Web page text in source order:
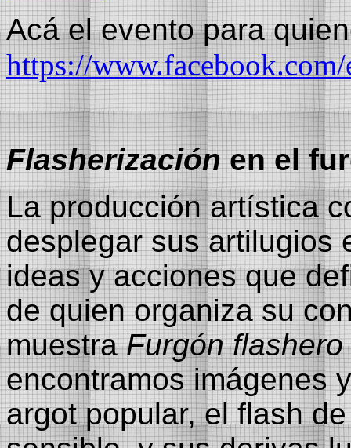
Acá el evento para
https://www.facebook.com/
Flasherizaciónen el
La producción artística
desplegar sus artilugios
ideas y acciones que
de quien organiza su
muestraFurgón flashero
encontramos imágenes
argot popular, el flash